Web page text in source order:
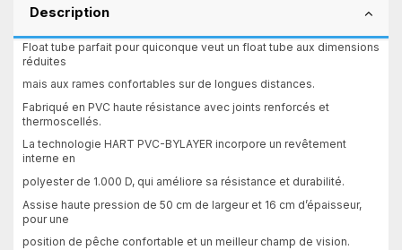
Description
Float tube parfait pour quiconque veut un float tube aux dimensions
réduites
mais aux rames confortables sur de longues distances.
Fabriqué en PVC haute résistance avec joints renforcés et
thermoscellés.
La technologie HART PVC-BYLAYER incorpore un revêtement
interne en
polyester de 1.000 D, qui améliore sa résistance et durabilité.
Assise haute pression de 50 cm de largeur et 16 cm d’épaisseur,
pour une
position de pêche confortable et un meilleur champ de vision.